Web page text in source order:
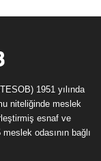
1951 yılında
niteliğinde meslek
esnaf ve
odasının bağlı